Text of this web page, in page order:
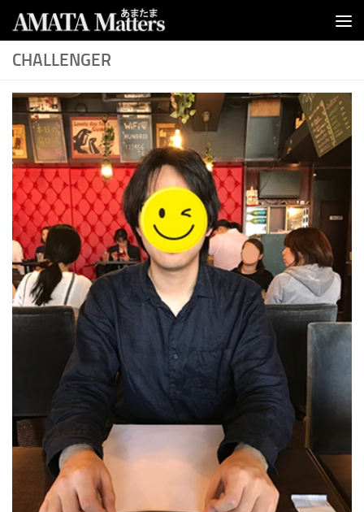
コンテンツへスキップ
CHALLENGER